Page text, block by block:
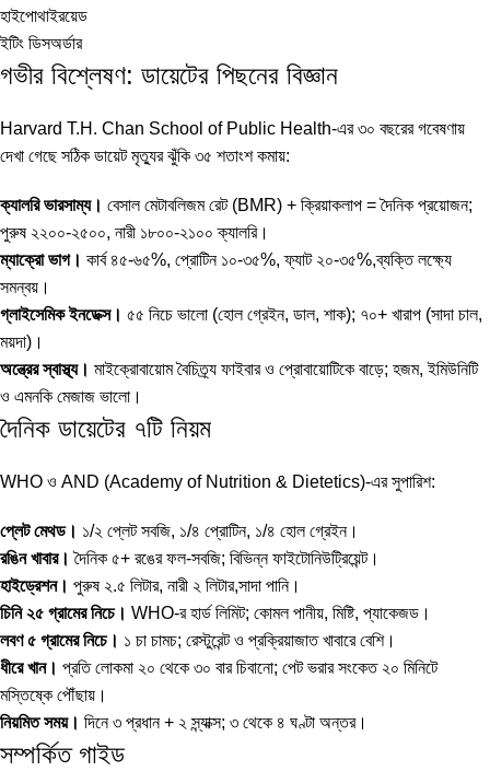
হাইপোথাইরয়েড
ইটিং ডিসঅর্ডার
গভীর বিশ্লেষণ: ডায়েটের পিছনের বিজ্ঞান
Harvard T.H. Chan School of Public Health-এর ৩০ বছরের গবেষণায়
দেখা গেছে সঠিক ডায়েট মৃত্যুর ঝুঁকি ৩৫ শতাংশ কমায়:
ক্যালরি ভারসাম্য। বেসাল মেটাবলিজম রেট (BMR) + ক্রিয়াকলাপ = দৈনিক প্রয়োজন;
পুরুষ ২২০০-২৫০০, নারী ১৮০০-২১০০ ক্যালরি।
ম্যাক্রো ভাগ। কার্ব ৪৫-৬৫%, প্রোটিন ১০-৩৫%, ফ্যাট ২০-৩৫%,ব্যক্তি লক্ষ্যে
সমন্বয়।
গ্লাইসেমিক ইনডেক্স। ৫৫ নিচে ভালো (হোল গ্রেইন, ডাল, শাক); ৭০+ খারাপ (সাদা চাল,
ময়দা)।
অন্ত্রের স্বাস্থ্য। মাইক্রোবায়োম বৈচিত্র্য ফাইবার ও প্রোবায়োটিকে বাড়ে; হজম, ইমিউনিটি
ও এমনকি মেজাজ ভালো।
দৈনিক ডায়েটের ৭টি নিয়ম
WHO ও AND (Academy of Nutrition & Dietetics)-এর সুপারিশ:
প্লেট মেথড। ১/২ প্লেট সবজি, ১/৪ প্রোটিন, ১/৪ হোল গ্রেইন।
রঙিন খাবার। দৈনিক ৫+ রঙের ফল-সবজি; বিভিন্ন ফাইটোনিউট্রিয়েন্ট।
হাইড্রেশন। পুরুষ ২.৫ লিটার, নারী ২ লিটার,সাদা পানি।
চিনি ২৫ গ্রামের নিচে। WHO-র হার্ড লিমিট; কোমল পানীয়, মিষ্টি, প্যাকেজড।
লবণ ৫ গ্রামের নিচে। ১ চা চামচ; রেস্টুরেন্ট ও প্রক্রিয়াজাত খাবারে বেশি।
ধীরে খান। প্রতি লোকমা ২০ থেকে ৩০ বার চিবানো; পেট ভরার সংকেত ২০ মিনিটে
মস্তিষ্কে পৌঁছায়।
নিয়মিত সময়। দিনে ৩ প্রধান + ২ স্ন্যাক্স; ৩ থেকে ৪ ঘণ্টা অন্তর।
সম্পর্কিত গাইড